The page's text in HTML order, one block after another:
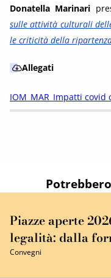
Donatella Marinari
sulle attività culturali
le criticità della
Allegati
IOM_MAR_Impatti covid
Piazze aperte
legalità: dalla
Convegni